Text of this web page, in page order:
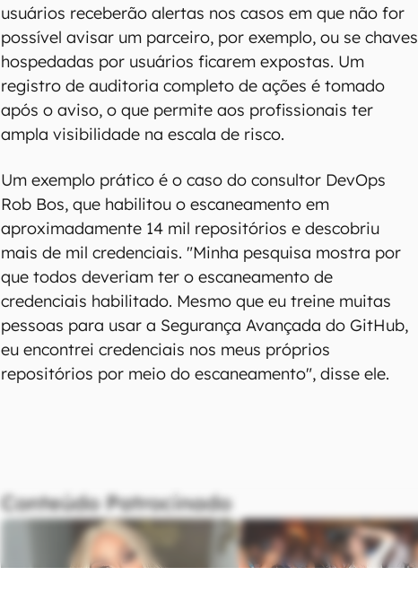
usuários receberão alertas nos casos em que não for
possível avisar um parceiro, por exemplo, ou se chaves
hospedadas por usuários ficarem expostas. Um
registro de auditoria completo de ações é tomado
após o aviso, o que permite aos profissionais ter
ampla visibilidade na escala de risco.
Um exemplo prático é o caso do consultor DevOps
Rob Bos, que habilitou o escaneamento em
aproximadamente 14 mil repositórios e descobriu
mais de mil credenciais. "Minha pesquisa mostra por
que todos deveriam ter o escaneamento de
credenciais habilitado. Mesmo que eu treine muitas
pessoas para usar a Segurança Avançada do GitHub,
eu encontrei credenciais nos meus próprios
repositórios por meio do escaneamento", disse ele.